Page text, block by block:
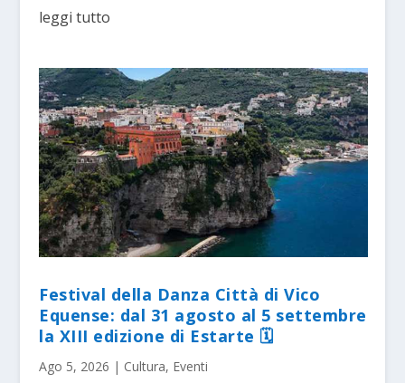
leggi tutto
Festival della Danza Città di Vico
Equense: dal 31 agosto al 5 settembre
la XIII edizione di Estarte 🗓
Ago 5, 2026 | Cultura, Eventi